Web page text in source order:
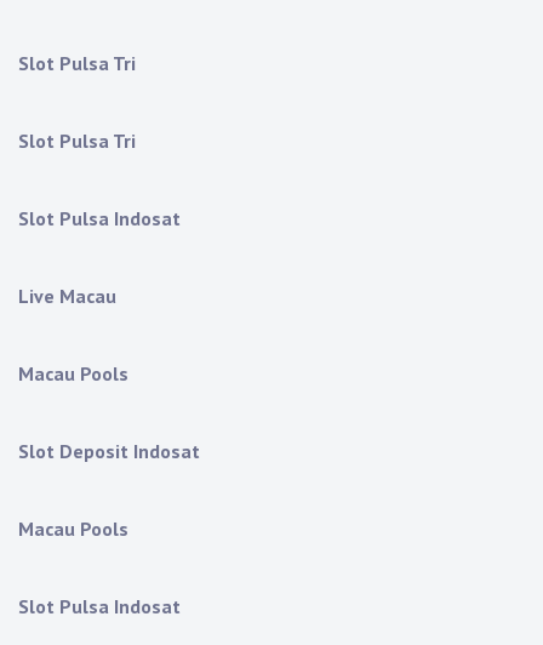
Slot Pulsa Tri
Slot Pulsa Tri
Slot Pulsa Indosat
Live Macau
Macau Pools
Slot Deposit Indosat
Macau Pools
Slot Pulsa Indosat